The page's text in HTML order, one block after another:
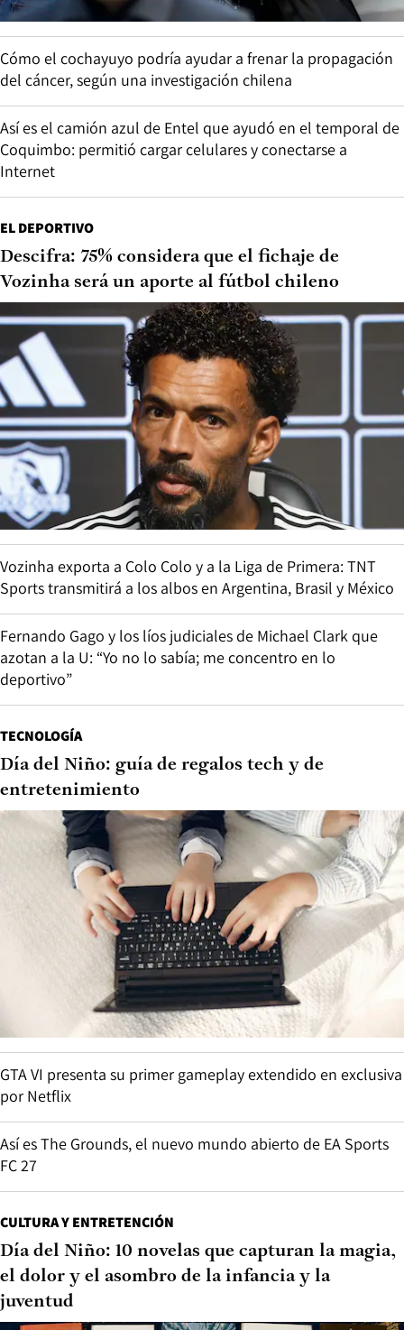
Cómo el cochayuyo podría ayudar a frenar la propagación
del cáncer, según una investigación chilena
Así es el camión azul de Entel que ayudó en el temporal de
Coquimbo: permitió cargar celulares y conectarse a
Internet
EL DEPORTIVO
Descifra: 75% considera que el fichaje de
Vozinha será un aporte al fútbol chileno
Vozinha exporta a Colo Colo y a la Liga de Primera: TNT
Sports transmitirá a los albos en Argentina, Brasil y México
Fernando Gago y los líos judiciales de Michael Clark que
azotan a la U: “Yo no lo sabía; me concentro en lo
deportivo”
TECNOLOGÍA
Día del Niño: guía de regalos tech y de
entretenimiento
GTA VI presenta su primer gameplay extendido en exclusiva
por Netflix
Así es The Grounds, el nuevo mundo abierto de EA Sports
FC 27
CULTURA Y ENTRETENCIÓN
Día del Niño: 10 novelas que capturan la magia,
el dolor y el asombro de la infancia y la
juventud